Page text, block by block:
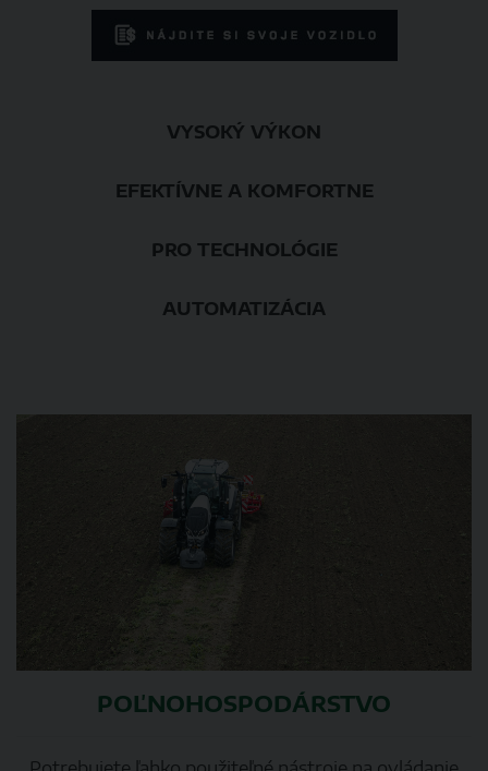
VYSOKÝ VÝKON
EFEKTÍVNE A KOMFORTNE
PRO TECHNOLÓGIE
AUTOMATIZÁCIA
POĽNOHOSPODÁRSTVO